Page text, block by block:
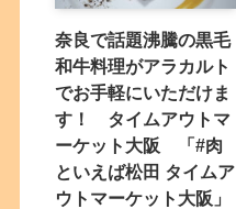
奈良で話題沸騰の黒毛
和牛料理がアラカルト
でお手軽にいただけま
す！ タイムアウトマ
ーケット大阪 「#肉
といえば松田 タイムア
ウトマーケット大阪」